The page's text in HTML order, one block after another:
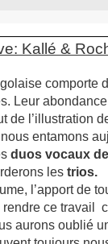
Kallé &
comporte
Leur
de l’illustration
entamons
duos vocaux
les trios.
l’apport de
ce travail
aurons oublié